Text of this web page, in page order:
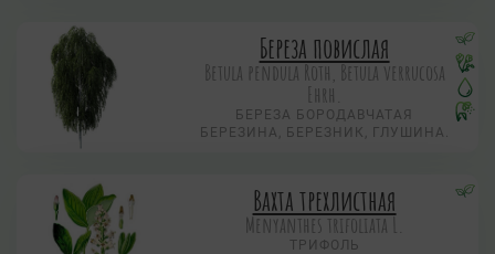
Береза повислая
Betula pendula Roth, Betula verrucosa
Ehrh.
БЕРЕЗА БОРОДАВЧАТАЯ
БЕРЕЗИНА, БЕРЕЗНИК, ГЛУШИНА.
Вахта трехлистная
Menyanthes trifoliata L.
ТРИФОЛЬ